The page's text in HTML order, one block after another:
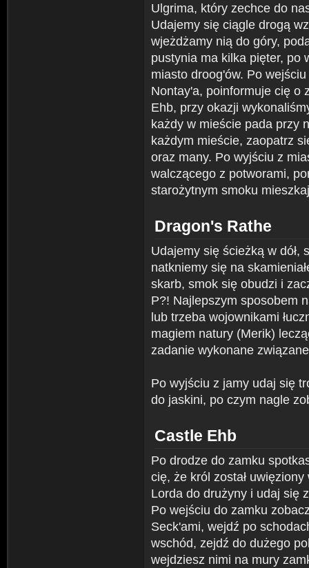
Ulgrima, który zechce do
Udajemy się ciągle drogą
wjeżdżamy nią do góry,
pustynia ma kilka pięter, po
miasto droog'ów. Po
Nontay'a, poinformuje cię o
Ehb, przy okazji
każdy w mieście pada przy
każdym mieście, zaopatrz
oraz many. Po wyjściu z
walczącego z potworami,
starożytnym smoku
Dragon's Rathe
Udajemy się ścieżką w dół,
natkniemy się na
skarb, smok się obudzi i
P?! Najlepszym sposobem
lub trzeba wojownikami
magiem natury (Merik)
zadanie wykonane
Po wyjściu z jamy udaj się
do jaskini, po czym nagle
Castle Ehb
Po drodze do zamku
cię, że król został
Lorda do drużyny i udaj się
Po wejściu do zamku
Seck'ami, wejdź po
wschód, zejdź do dużego
wejdziesz nimi na mury